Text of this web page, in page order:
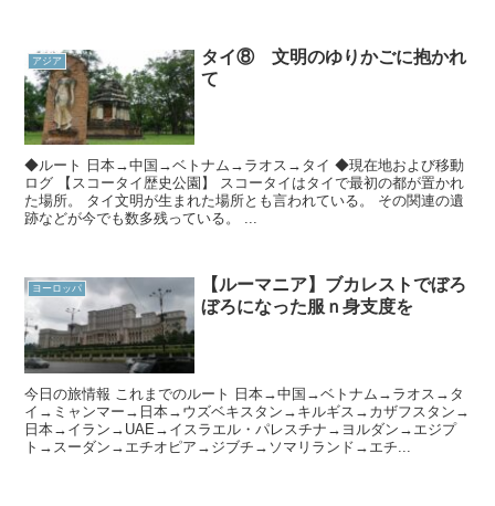
アジア
タイ⑧ 文明のゆりかごに抱かれ
て
◆ルート 日本→中国→ベトナム→ラオス→タイ ◆現在地および移動
ログ 【スコータイ歴史公園】 スコータイはタイで最初の都が置かれ
た場所。 タイ文明が生まれた場所とも言われている。 その関連の遺
跡などが今でも数多残っている。 ...
ヨーロッパ
【ルーマニア】ブカレストでぼろ
ぼろになった服ｎ身支度を
今日の旅情報 これまでのルート 日本→中国→ベトナム→ラオス→タ
イ→ミャンマー→日本→ウズベキスタン→キルギス→カザフスタン→
日本→イラン→UAE→イスラエル・パレスチナ→ヨルダン→エジプ
ト→スーダン→エチオピア→ジブチ→ソマリランド→エチ...